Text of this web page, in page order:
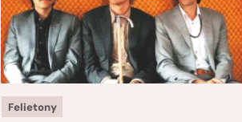
Felietony